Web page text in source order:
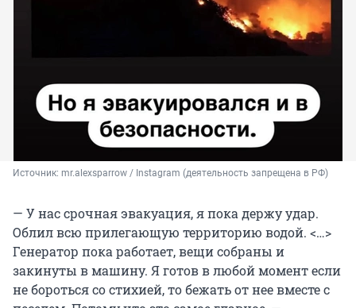
Источник: mr.alexsparrow / Instagram (деятельность запрещена в РФ)
— У нас срочная эвакуация, я пока держу удар.
Облил всю прилегающую территорию водой. <…>
Генератор пока работает, вещи собраны и
закинуты в машину. Я готов в любой момент если
не бороться со стихией, то бежать от нее вместе с